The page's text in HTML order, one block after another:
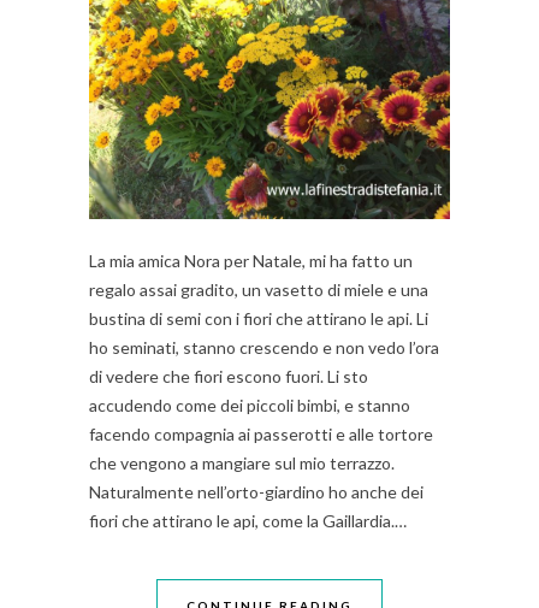
La mia amica Nora per Natale, mi ha fatto un
regalo assai gradito, un vasetto di miele e una
bustina di semi con i fiori che attirano le api. Li
ho seminati, stanno crescendo e non vedo l’ora
di vedere che fiori escono fuori. Li sto
accudendo come dei piccoli bimbi, e stanno
facendo compagnia ai passerotti e alle tortore
che vengono a mangiare sul mio terrazzo.
Naturalmente nell’orto-giardino ho anche dei
fiori che attirano le api, come la Gaillardia.…